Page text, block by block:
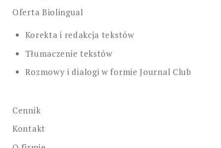
Oferta Biolingual
Korekta i redakcja tekstów
Tłumaczenie tekstów
Rozmowy i dialogi w formie Journal Club
Cennik
Kontakt